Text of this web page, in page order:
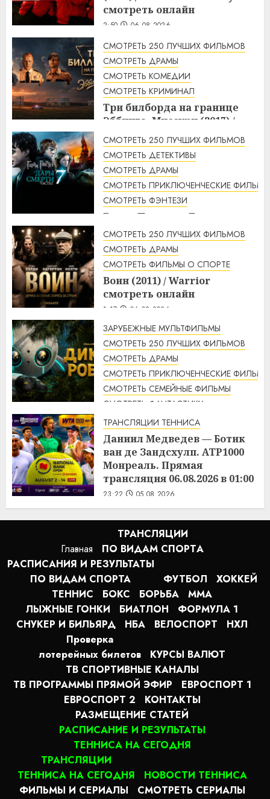
смотреть онлайн
2:50 06.08.2026
СМОТРЕТЬ 250 ЛУЧШИХ ФИЛЬМОВ
СМОТРЕТЬ ДРАМЫ
СМОТРЕТЬ КОМЕДИИ
СМОТРЕТЬ КРИМИНАЛ
Три билборда на границе
Эббинга, Миссури (2017) /
Three Billboards Outside
Ebbing, Missouri смотреть
онлайн
2:48 06.08.2026
СМОТРЕТЬ 250 ЛУЧШИХ ФИЛЬМОВ
СМОТРЕТЬ ДЕТЕКТИВЫ
СМОТРЕТЬ ДРАМЫ
СМОТРЕТЬ ПРИКЛЮЧЕНЧЕСКИЕ ФИЛЬМЫ
СМОТРЕТЬ ФЭНТЕЗИ
Гарри Поттер и Дары
смерти: Часть 2 (2011) / Harry
Potter and the Deathly
Hallows: Part 2 смотреть
онлайн
2:12 06.08.2026
СМОТРЕТЬ 250 ЛУЧШИХ ФИЛЬМОВ
СМОТРЕТЬ ДРАМЫ
СМОТРЕТЬ ФИЛЬМЫ О СПОРТЕ
Воин (2011) / Warrior
смотреть онлайн
1:17 06.08.2026
ЗАРУБЕЖНЫЕ МУЛЬТФИЛЬМЫ
СМОТРЕТЬ 250 ЛУЧШИХ ФИЛЬМОВ
СМОТРЕТЬ ДРАМЫ
СМОТРЕТЬ ПРИКЛЮЧЕНЧЕСКИЕ ФИЛЬМЫ
СМОТРЕТЬ СЕМЕЙНЫЕ ФИЛЬМЫ
СМОТРЕТЬ ФАНТАСТИКУ
Дикий робот (2024) / The Wild
Robot смотреть онлайн
1:14 06.08.2026
ТРАНСЛЯЦИИ ТЕННИСА
Даниил Медведев — Ботик
ван де Зандсхулп. ATP1000
Монреаль. Прямая
трансляция 06.08.2026 в 01:00
23:22 05.08.2026
Главная
ТРАНСЛЯЦИИ
ПО ВИДАМ СПОРТA
РАСПИСАНИЯ И РЕЗУЛЬТАТЫ
ПО ВИДАМ СПОРТА
ФУТБОЛ
ХОККЕЙ
ТЕННИС
БОКС БОРЬБА
MMA
ЛЫЖНЫЕ ГОНКИ
БИАТЛОН
ФОРМУЛА 1
СНУКЕР И БИЛЬЯРД
НБА ВЕЛОСПОРТ
НХЛ
Проверка
лотерейных билетов
КУРСЫ ВАЛЮТ
ТВ СПОРТИВНЫЕ КАНАЛЫ
ТВ ПРОГРАММЫ ПРЯМОЙ ЭФИР
ЕВРОСПОРТ 1
ЕВРОСПОРТ 2
КОНТАКТЫ
РАЗМЕЩЕНИЕ СТАТЕЙ
РАСПИСАНИЕ И РЕЗУЛЬТАТЫ
ТЕННИСА НА СЕГОДНЯ
ТРАНСЛЯЦИИ
ТЕННИСА НА СЕГОДНЯ
НОВОСТИ ТЕННИСА
ФИЛЬМЫ И СЕРИАЛЫ
СМОТРЕТЬ СЕРИАЛЫ